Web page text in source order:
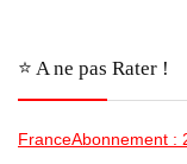
⭐️ A ne pas Rater !
FranceAbonnement :